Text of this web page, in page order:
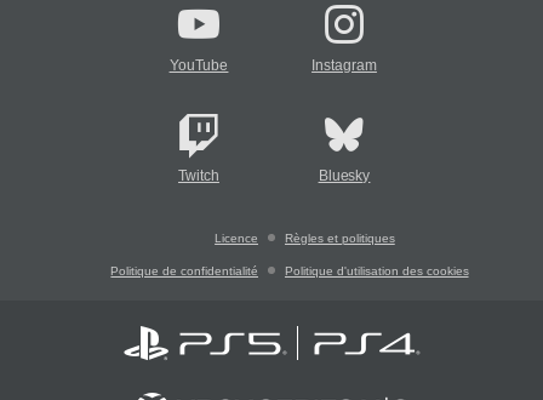
YouTube Instagram
Twitch Bluesky
Licence Règles et politiques
Politique de confidentialité Politique d'utilisation des cookies